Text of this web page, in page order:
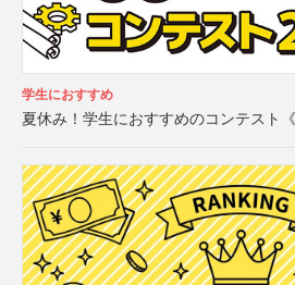
学生におすすめ
夏休み！学生におすすめのコンテスト